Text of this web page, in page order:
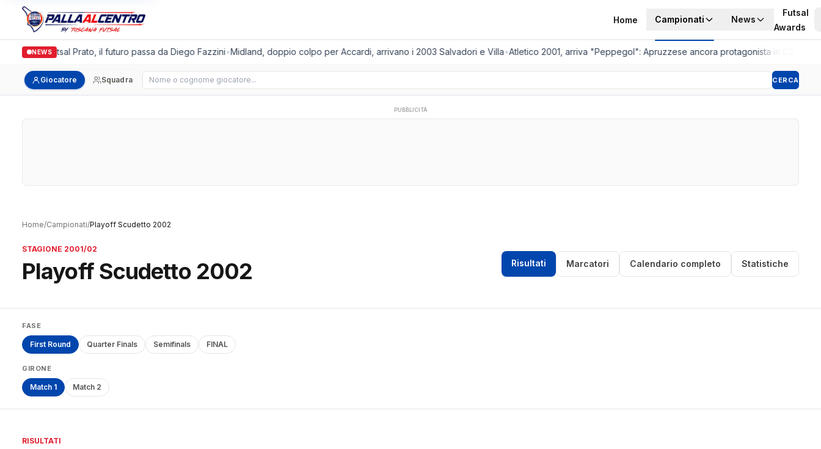
Home Campionati News
Futsal
Awards
NEWS
Italgronda Futsal Prato, il futuro passa da Diego Fazzini•Midland, doppio colpo per Accardi, arrivano i 2003 Salvadori e Villa•Atletico 2001, arriva "Peppegol": Apruzzese ancora protagonista in C2
Giocatore Squadra Cerca giocatore CERCA
PUBBLICITÀ
Home/Campionati/Playoff Scudetto 2002
STAGIONE 2001/02
Playoff Scudetto 2002 Risultati Marcatori Calendario completo Statistiche
FASE
First Round Quarter Finals Semifinals FINAL
GIRONE
Match 1 Match 2
RISULTATI